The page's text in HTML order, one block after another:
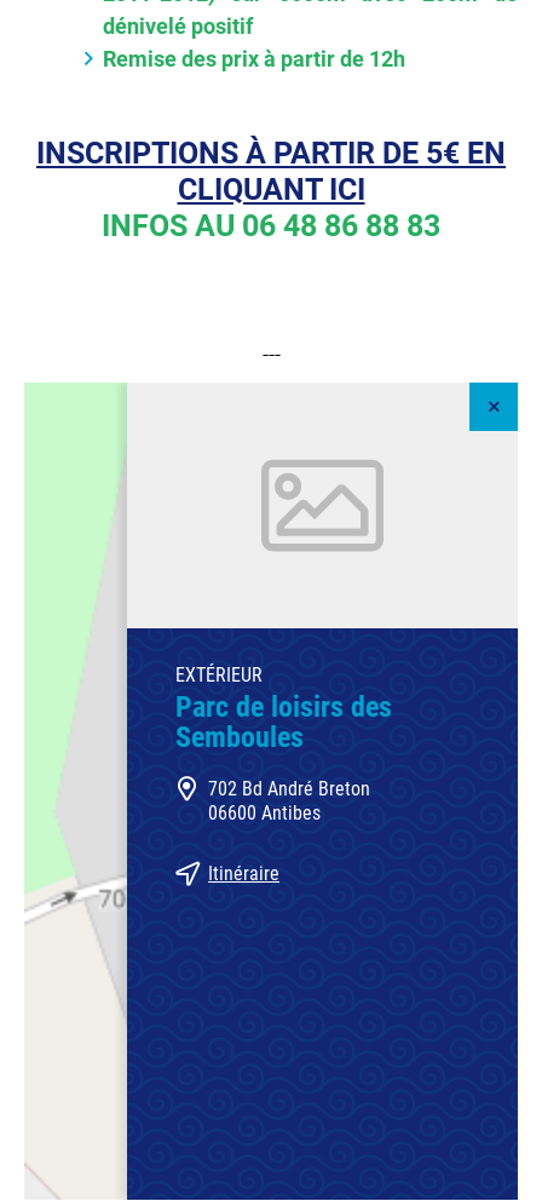
dénivelé positif
Remise des prix à partir de 12h
INSCRIPTIONS À PARTIR DE 5€ EN
CLIQUANT ICI
INFOS AU 06 48 86 88 83
---
+
EXTÉRIEUR
Parc de loisirs des
Semboules
702 Bd André Breton
06600 Antibes
Itinéraire